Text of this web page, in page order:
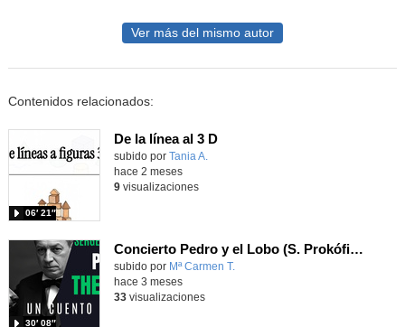
Ver más del mismo autor
Contenidos relacionados:
De la línea al 3 D
Contenido educativo.
subido por Tania A.
06′ 21″
hace 2 meses
9visualizaciones
Concierto Pedro y el Lobo (S. Prokófiev - arr. D. Waldrop)
Contenido educativo.
subido por Mª Carmen T.
30′ 08″
hace 3 meses
33visualizaciones